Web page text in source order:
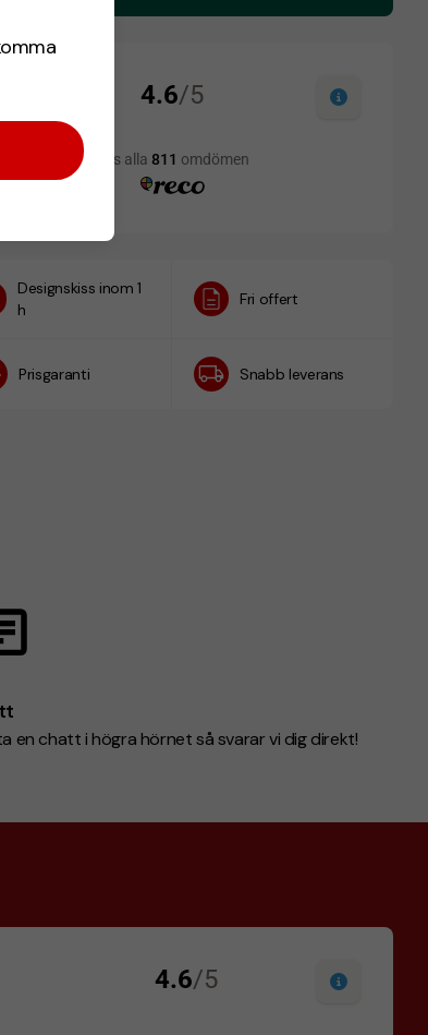
Designskiss inom 1
h
Fri offert
Prisgaranti Snabb leverans
en chatt i högra hörnet så svarar vi dig direkt!